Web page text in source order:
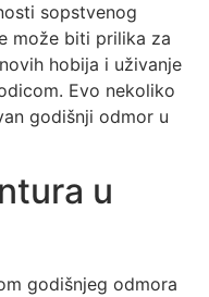
sopstvenog
može biti prilika za
hobija i uživanje
Evo nekoliko
godišnji odmor u
u
godišnjeg odmora